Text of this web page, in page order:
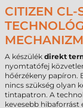
CITIZEN CL-
A készülék direkt
nyomtatófej
hőérzékeny papíron.
nincs szükség olyan
tintapatron. A
kevesebb hibaforrást